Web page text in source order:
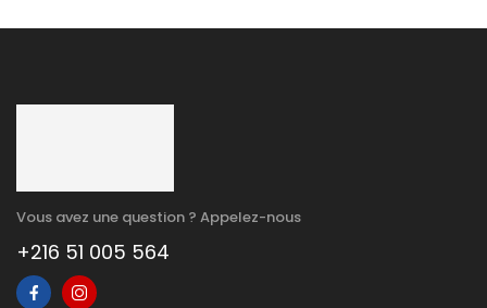
Vous avez une question ? Appelez-nous
+216 51 005 564